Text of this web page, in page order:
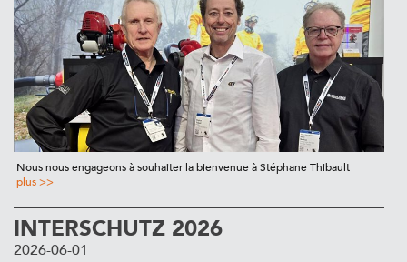
Nous nous engageons à souhaiter la bienvenue à Stéphane Thibault
plus >>
INTERSCHUTZ 2026
2026-06-01